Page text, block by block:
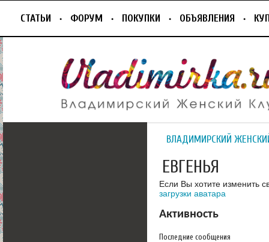
СТАТЬИ ФОРУМ ПОКУПКИ ОБЪЯВЛЕНИЯ
ВЛАДИМИРСКИЙ
ЕВГЕНЬЯ
Если Вы хотите изменить
загрузки аватара
Активность
Последние сообщения